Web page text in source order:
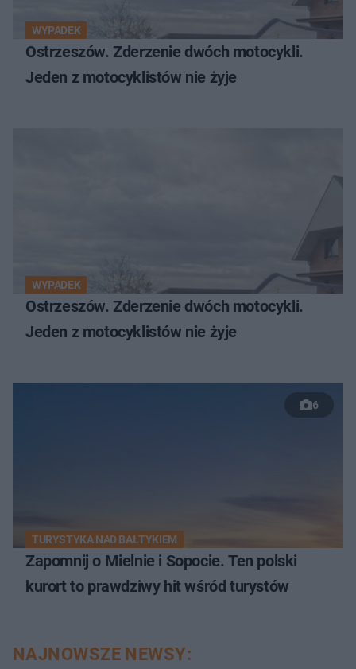
WYPADEK
Ostrzeszów. Zderzenie dwóch motocykli.
Jeden z motocyklistów nie żyje
WYPADEK
Ostrzeszów. Zderzenie dwóch motocykli.
Jeden z motocyklistów nie żyje
6
TURYSTYKA NAD BAŁTYKIEM
Zapomnij o Mielnie i Sopocie. Ten polski
kurort to prawdziwy hit wśród turystów
NAJNOWSZE NEWSY: